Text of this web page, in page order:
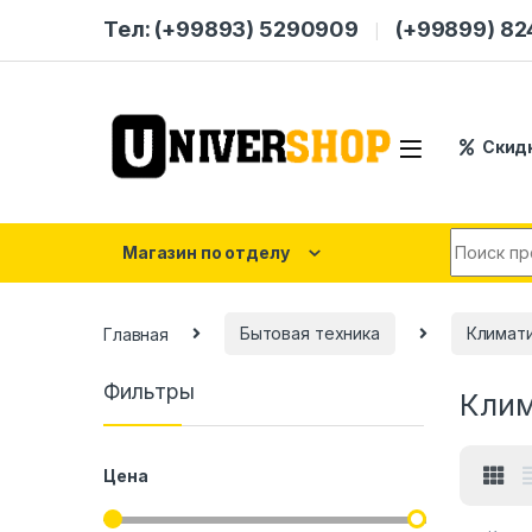
Тел: (+99893) 5290909 (+99899)
Магазин по отделу
Главная Бытовая техника
Фильтры
Цена